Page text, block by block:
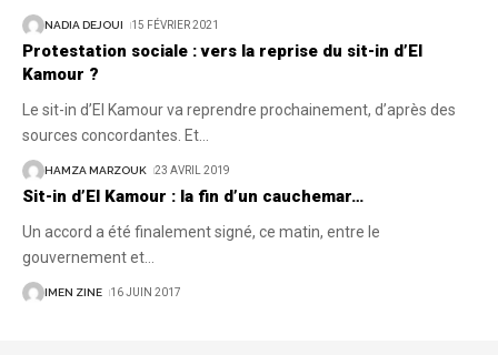
NADIA DEJOUI 15 FÉVRIER 2021
Protestation sociale : vers la reprise du sit-in d’El
Kamour ?
Le sit-in d’El Kamour va reprendre prochainement, d’après des
sources concordantes. Et
HAMZA MARZOUK 23 AVRIL 2019
Sit-in d’El Kamour : la fin d’un cauchemar…
Un accord a été finalement signé, ce matin, entre le
gouvernement et
IMEN ZINE 16 JUIN 2017